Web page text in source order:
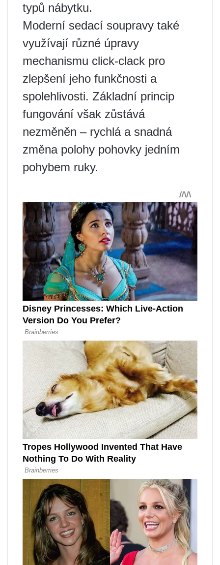
typů nábytku.
Moderní sedací soupravy také
využívají různé úpravy
mechanismu click-clack pro
zlepšení jeho funkčnosti a
spolehlivosti. Základní princip
fungování však zůstává
nezměněn – rychlá a snadná
změna polohy pohovky jedním
pohybem ruky.